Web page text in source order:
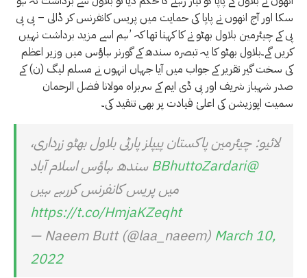
سکا اور آج انھوں نے پاپا کی حمایت میں پریس کانفرنس کر ڈالی – پی پی
پی کے چیئرمین بلاول بھٹو نے کا کہنا تھا کہ ’ہم اسے مزید برداشت نہیں
کریں گے۔بلاول بھٹو کا یہ تبصرہ سندھ کے گورنر ہاؤس میں وزیر اعظم
کی سخت گیر تقریر کے جواب میں آیا جہاں انہوں نے مسلم لیگ (ن) کے
صدر شہباز شریف اور پی ڈی ایم کے سربراہ مولانا فضل الرحمان
سمیت اپوزیشن کی اعلیٰ قیادت پر بھی تنقید کی۔
لائیو: چیئرمین پاکستان پیپلز پارٹی بلاول بھٹو زرداری،
@BBhuttoZardari
سندھ ہاؤس اسلام آباد
میں پریس کانفرنس کررہے ہیں
https://t.co/HmjaKZeqht
— Naeem Butt (@laa_naeem) March 10,
2022